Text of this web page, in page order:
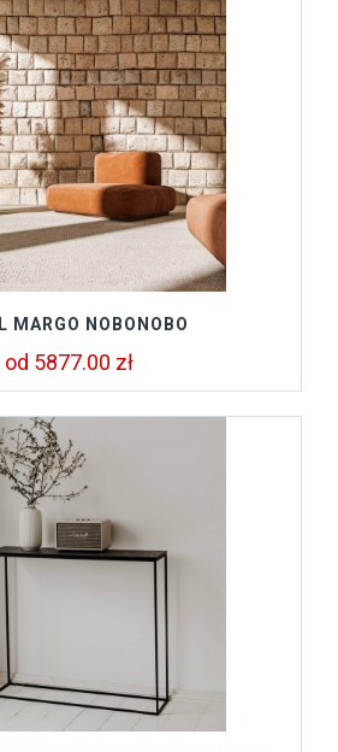
MARGO NOBONOBO
od 5877.00 zł